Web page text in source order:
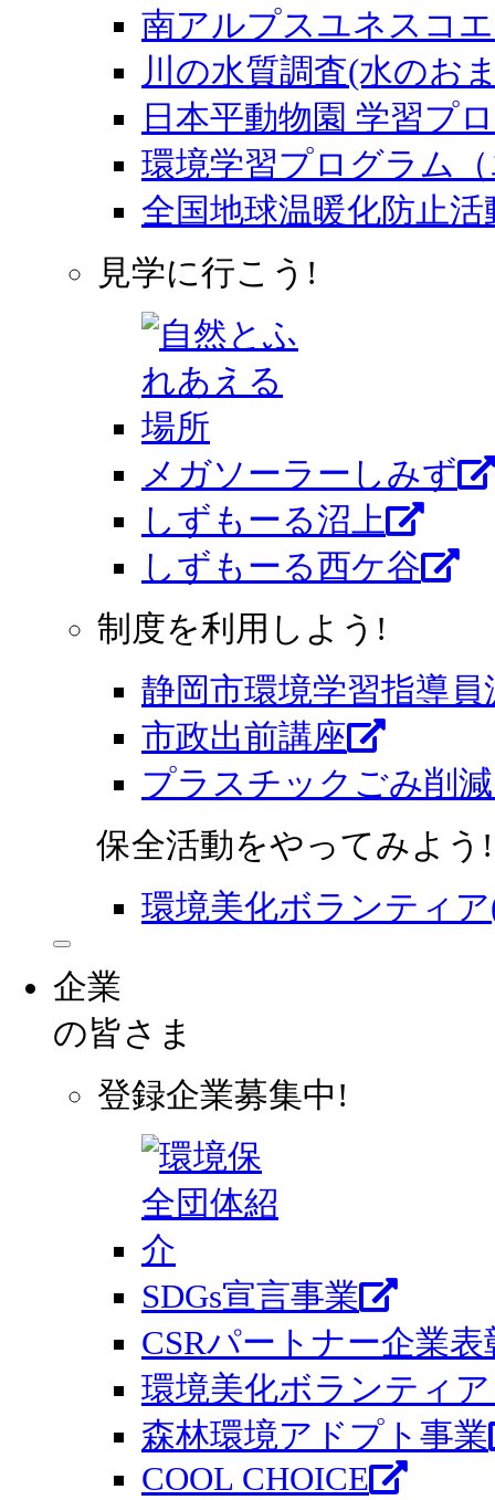
南アルプスユネスコ
川の水質調査(水のお
日本平動物園 学習プ
環境学習プログラム
全国地球温暖化防止
見学に行こう!
メガソーラーしみず
しずもーる沼上
しずもーる⻄ケ谷
制度を利用しよう!
静岡市環境学習指導員
市政出前講座
プラスチックごみ削
保全活動をやってみよう!
環境美化ボランティ
企業
の皆さま
登録企業募集中!
SDGs宣言事業
CSRパートナー企業表
環境美化ボランティ
森林環境アドプト事業
COOL CHOICE